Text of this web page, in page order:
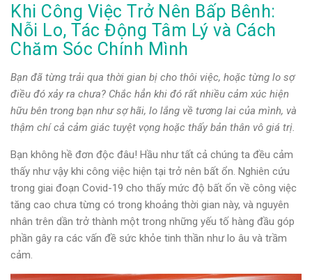
Khi Công Việc Trở Nên Bấp Bênh:
Nỗi Lo, Tác Động Tâm Lý và Cách
Chăm Sóc Chính Mình
Bạn đã từng trải qua thời gian bị cho thôi việc, hoặc từng lo sợ
điều đó xảy ra chưa? Chắc hẳn khi đó rất nhiều cảm xúc hiện
hữu bên trong bạn như sợ hãi, lo lắng về tương lai của mình, và
thậm chí cả cảm giác tuyệt vọng hoặc thấy bản thân vô giá trị.
Bạn không hề đơn độc đâu! Hầu như tất cả chúng ta đều cảm
thấy như vậy khi công việc hiện tại trở nên bất ổn. Nghiên cứu
trong giai đoạn Covid-19 cho thấy mức độ bất ổn về công việc
tăng cao chưa từng có trong khoảng thời gian này, và nguyên
nhân trên dần trở thành một trong những yếu tố hàng đầu góp
phần gây ra các vấn đề sức khỏe tinh thần như lo âu và trầm
cảm.